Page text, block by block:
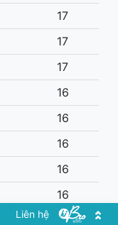
17
17
17
16
16
16
16
16
16
Liên hệ